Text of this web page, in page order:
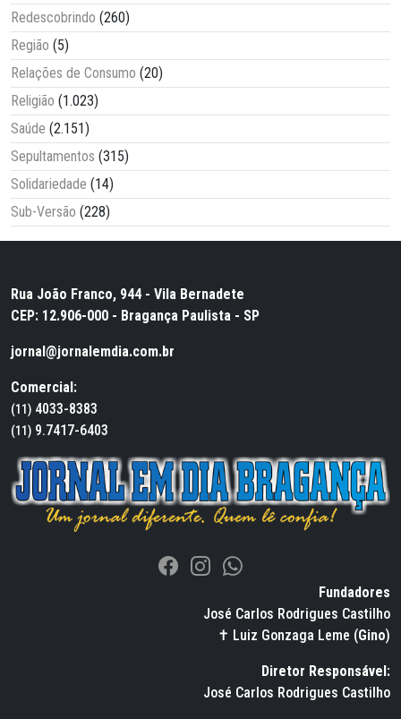
Redescobrindo (260)
Região (5)
Relações de Consumo (20)
Religião (1.023)
Saúde (2.151)
Sepultamentos (315)
Solidariedade (14)
Sub-Versão (228)
Rua João Franco, 944 - Vila Bernadete
CEP: 12.906-000 - Bragança Paulista - SP
jornal@jornalemdia.com.br
Comercial:
(11) 4033-8383
(11) 9.7417-6403
Fundadores
José Carlos Rodrigues Castilho
✝ Luiz Gonzaga Leme (Gino)
Diretor Responsável:
José Carlos Rodrigues Castilho